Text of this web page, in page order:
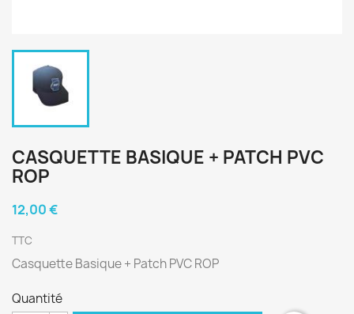
CASQUETTE BASIQUE + PATCH PVC
ROP
12,00 €
TTC
Casquette Basique + Patch PVC ROP
Quantité